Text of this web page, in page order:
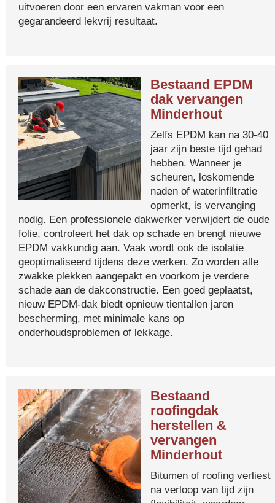
uitvoeren door een ervaren vakman voor een
gegarandeerd lekvrij resultaat.
Bestaand EPDM
dak vervangen
Minderhout
Zelfs EPDM kan na 30-40
jaar zijn beste tijd gehad
hebben. Wanneer je
scheuren, loskomende
naden of waterinfiltratie
opmerkt, is vervanging
nodig. Een professionele dakwerker verwijdert de oude
folie, controleert het dak op schade en brengt nieuwe
EPDM vakkundig aan. Vaak wordt ook de isolatie
geoptimaliseerd tijdens deze werken. Zo worden alle
zwakke plekken aangepakt en voorkom je verdere
schade aan de dakconstructie. Een goed geplaatst,
nieuw EPDM-dak biedt opnieuw tientallen jaren
bescherming, met minimale kans op
onderhoudsproblemen of lekkage.
Bestaand
roofingdak
herstellen &
vervangen
Minderhout
Bitumen of roofing verliest
na verloop van tijd zijn